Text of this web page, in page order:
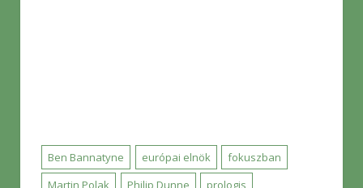
Ben Bannatyne európai elnök
fokuszban
Martin Polak
Philip Dunne prologis